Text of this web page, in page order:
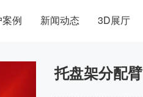
例 新闻动态 3D展厅
托盘架分配臂